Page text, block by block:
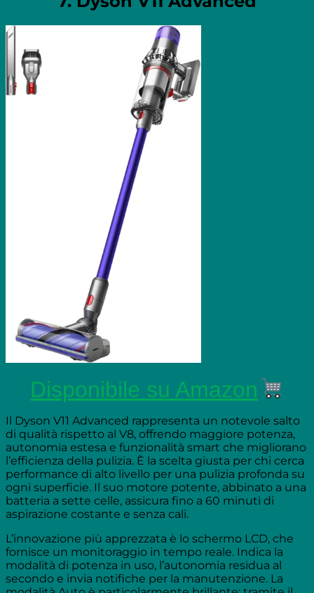
Disponibile su Amazon
Il Dyson V11 Advanced rappresenta un notevole salto
di qualità rispetto al V8, offrendo maggiore potenza,
autonomia estesa e funzionalità smart che migliorano
l’efficienza della pulizia. È la scelta giusta per chi cerca
performance di alto livello per una pulizia profonda su
ogni superficie. Il suo motore potente, abbinato a una
batteria a sette celle, assicura fino a 60 minuti di
aspirazione costante e senza cali.
L’innovazione più apprezzata è lo schermo LCD, che
fornisce un monitoraggio in tempo reale. Indica la
modalità di potenza in uso, l’autonomia residua al
secondo e invia notifiche per la manutenzione. La